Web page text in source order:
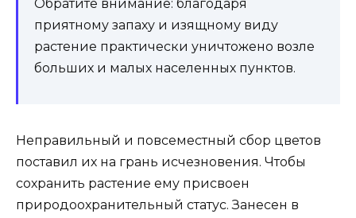
Обратите внимание: благодаря
приятному запаху и изящному виду
растение практически уничтожено возле
больших и малых населенных пунктов.
Неправильный и повсеместный сбор цветов
поставил их на грань исчезновения. Чтобы
сохранить растение ему присвоен
природоохранительный статус. Занесен в